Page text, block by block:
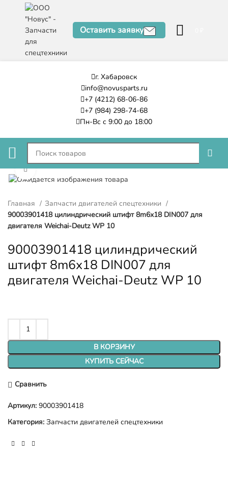
Оставить заявку
г. Хабаровск
info@novusparts.ru
+7 (4212) 68-06-86
+7 (984) 298-74-68
Пн-Вс с 9:00 до 18:00
Нажмите, чтобы увеличить
Главная
Запчасти двигателей спецтехники
90003901418 цилиндрический штифт 8m6x18 DIN007 для
двигателя Weichai-Deutz WP 10
90003901418 цилиндрический
штифт 8m6x18 DIN007 для
двигателя Weichai-Deutz WP 10
В КОРЗИНУ
КУПИТЬ СЕЙЧАС
Сравнить
Артикул: 90003901418
Категория: Запчасти двигателей спецтехники